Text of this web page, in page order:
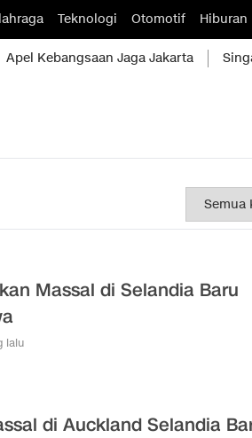
Teknologi Otomotif Hiburan
Apel Kebangsaan Jaga Jakarta
Massal di Selandia Baru
lalu
di Auckland Selandia